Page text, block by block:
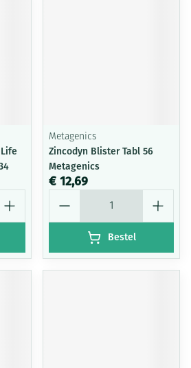
Metagenics
Zincodyn Blister Tabl 56
Metagenics
€ 12,69
Bestel